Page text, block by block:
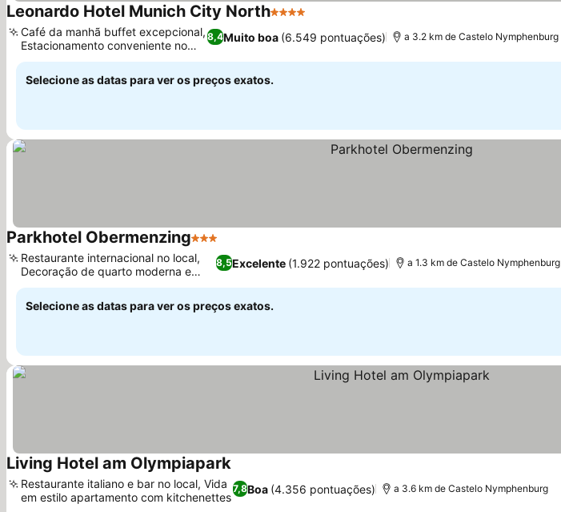
Leonardo Hotel Munich City North4 Estrelas
8,4Muito boa (6.549 pontuações)
Café da manhã buffet excepcional,
Estacionamento conveniente no
local
a 3.2 km de Castelo Nymphenburg
Selecione as datas para ver os preços exatos.
Parkhotel Obermenzing3 Estrelas
8,5Excelente (1.922 pontuações)
Restaurante internacional no local,
Decoração de quarto moderna e
elegante
a 1.3 km de Castelo Nymphenburg
Selecione as datas para ver os preços exatos.
Living Hotel am OlympiaparkVer preços
7,8Boa (4.356 pontuações)
Restaurante italiano e bar no local, Vida
em estilo apartamento com kitchenettes
a 3.6 km de Castelo Nymphenburg